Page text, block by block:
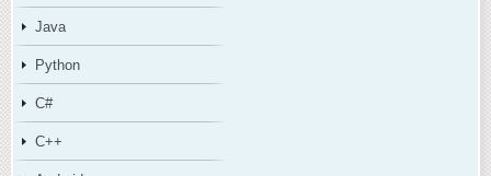
Java
Python
C#
C++